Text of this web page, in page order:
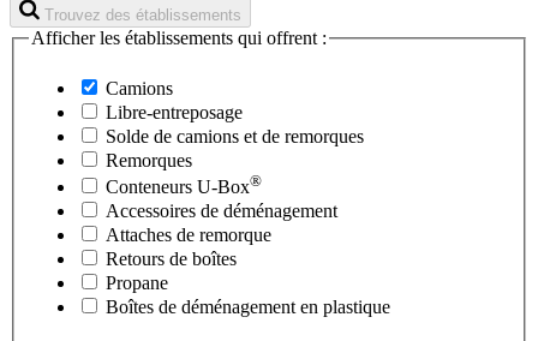
Trouvez des établissements
Afficher les établissements qui offrent :
Camions
Libre-entreposage
Solde de camions et de remorques
Remorques
Conteneurs U-Box®
Accessoires de déménagement
Attaches de remorque
Retours de boîtes
Propane
Boîtes de déménagement en plastique